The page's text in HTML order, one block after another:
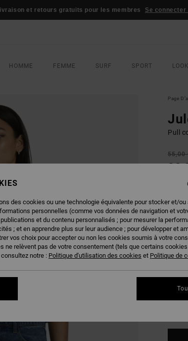
et retours gratuits pour les membres Se
HOMME FEMME SURF SPORT
Page
Pull
55,00
BONS
XS
des cookies ou une technologie équivalente pour stocker et/ou
personnelles (comme vos données de navigation et
et du contenu personnalisés ; pour mesurer la
; et en apprendre plus sur leur audience ; pour développer et
vos choix pour accepter ou non les cookies soumis à votre
ne relèvent pas de votre consentement (tels que certains
notre : Politique d'utilisation des cookies et Politique de